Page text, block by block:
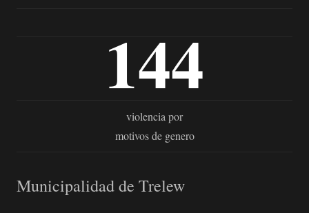
144
violencia por
motivos de genero
Municipalidad de Trelew